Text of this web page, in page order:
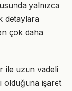
yalnızca
detaylara
çok daha
ile uzun vadeli
olduğuna işaret